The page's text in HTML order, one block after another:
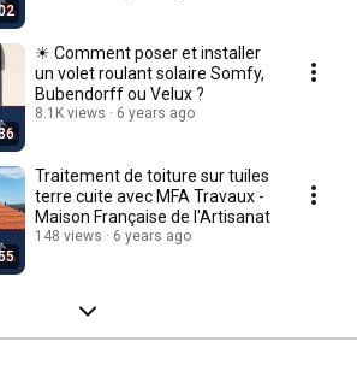
☀ Comment poser et installer
un volet roulant solaire Somfy,
Bubendorff ou Velux ?
8.1K views 6 years ago
Traitement de toiture sur tuiles
terre cuite avec MFA Travaux -
Maison Française de l'Artisanat
148 views 6 years ago